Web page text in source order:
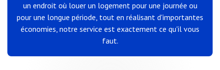
un endroit où louer un logement pour une journée ou
pour une longue période, tout en réalisant d'importantes
économies, notre service est exactement ce qu'il vous
faut.